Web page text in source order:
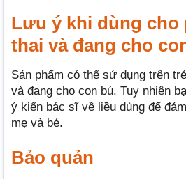
Lưu ý khi dùng cho
thai và đang cho
Sản phẩm có thể sử dụng trên
và đang cho con bú. Tuy nhiên
ý kiến bác sĩ về liều dùng để
mẹ và bé.
Bảo quản